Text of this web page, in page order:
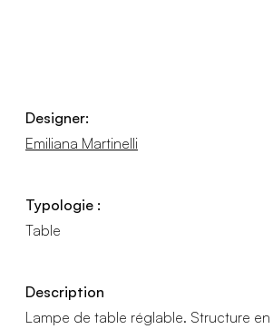
Designer:
Emiliana Martinelli
Typologie :
Table
Description
Lampe de table réglable. Structure